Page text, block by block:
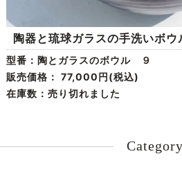
陶器と琉球ガラスの手洗いボ
型番：陶とガラスのボウル ９
販売価格： 77,000円(税込)
在庫数：売り切れました
Category